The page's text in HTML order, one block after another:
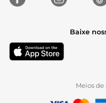
Baixe
Meios